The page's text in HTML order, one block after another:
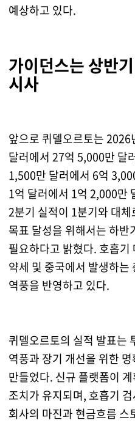
예상하고 있다.
가이던스는 상반
시사
앞으로 퀴델오르토는 2026
달러에서 27억 5,000만 달
1,500만 달러에서 6억
1억 달러에서 1억 2,000만
2분기 실적이 1분기와 대
목표 달성을 위해서는 하반
필요하다고 밝혔다. 호흡
약세 및 중국에서 발생하
역풍을 반영하고 있다.
퀴델오르토의 실적 발표는
역풍과 장기 개선을 위한
만들었다. 신규 플랫폼이
조치가 유지되며, 호흡기
회사의 마진과 현금흐름